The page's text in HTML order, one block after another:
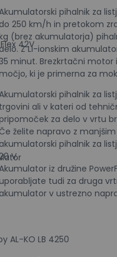
42V
pihalnik za
do 250 km/h in pretokom
kg (brez akumulatorja)
delo. Z Li-ionskim
minut. Brezkrtačni
močjo, ki je primerna za
pihalnik za
trgovini ali v kateri od
pripomoček za delo v vrtu
želite napravo z
akumulatorski pihalnik za
V.
iz družine
uporabljate tudi za druga
akumulator v ustrezno
AL-KO LB 4250